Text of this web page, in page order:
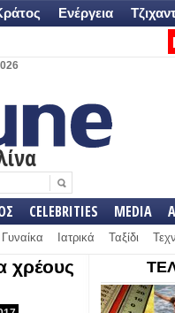
Ενέργεια
CELEBRITIES MEDIA
Γυναίκα Ιατρικά Ταξίδι
χρέους